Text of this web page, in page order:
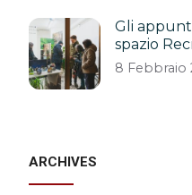
Gli
spazio
8 Febbraio
ARCHIVES